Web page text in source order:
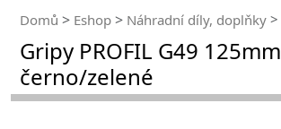
Domů Eshop Náhradní díly, doplňky
Gripy PROFIL G49 125mm
černo/zelené